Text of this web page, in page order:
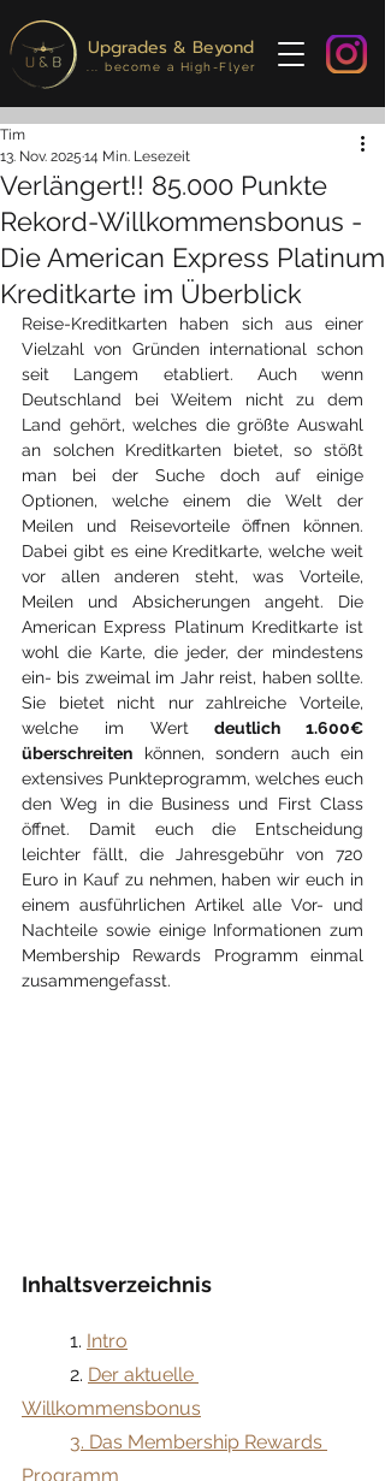
Upgrades & Beyond
... become a High-Flyer
Verlängert!! 85.000 Punkte
Rekord-Willkommensbonus -
Die American Express Platinum
Kreditkarte im Überblick
Tim
13. Nov. 2025 14 Min. Lesezeit
Reise-Kreditkarten haben sich aus einer
Vielzahl von Gründen international schon
seit Langem etabliert. Auch wenn
Deutschland bei Weitem nicht zu dem
Land gehört, welches die größte Auswahl
an solchen Kreditkarten bietet, so stößt
man bei der Suche doch auf einige
Optionen, welche einem die Welt der
Meilen und Reisevorteile öffnen können.
Dabei gibt es eine Kreditkarte, welche weit
vor allen anderen steht, was Vorteile,
Meilen und Absicherungen angeht. Die
American Express Platinum Kreditkarte ist
wohl die Karte, die jeder, der mindestens
ein- bis zweimal im Jahr reist, haben sollte.
Sie bietet nicht nur zahlreiche Vorteile,
welche im Wert deutlich 1.600€
überschreiten können, sondern auch ein
extensives Punkteprogramm, welches euch
den Weg in die Business und First Class
öffnet. Damit euch die Entscheidung
leichter fällt, die Jahresgebühr von 720
Euro in Kauf zu nehmen, haben wir euch in
einem ausführlichen Artikel alle Vor- und
Nachteile sowie einige Informationen zum
Membership Rewards Programm einmal
zusammengefasst.
Inhaltsverzeichnis
	1.
Intro
	2.
Der aktuelle
Willkommensbonus
Programm